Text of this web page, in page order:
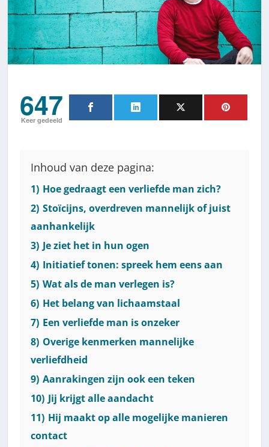
647
Keer gedeeld
Inhoud van deze pagina:
1) Hoe gedraagt een verliefde man zich?
2) Stoïcijns, overdreven mannelijk of juist
aanhankelijk
3) Je ziet het in hun ogen
4) Initiatief tonen: spreek hem eens aan
5) Wat als de man verlegen is?
6) Het belang van lichaamstaal
7) Een verliefde man is onzeker
8) Overige kenmerken mannelijke
verliefdheid
9) Aanrakingen zijn ook een teken
10) Jij krijgt alle aandacht
11) Hij maakt op alle mogelijke manieren
contact